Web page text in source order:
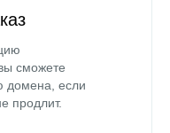
сможете
домена, если
продлит.